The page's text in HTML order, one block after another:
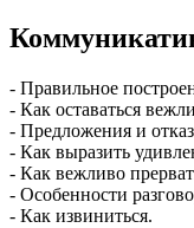
- Правильное
- Как оставаться
- Предложения и
- Как выразить
- Как вежливо
- Особенности
- Как извиниться.